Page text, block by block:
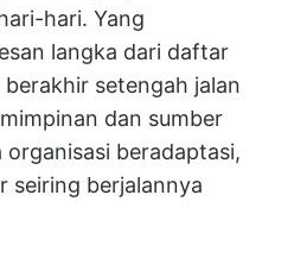
hari. Yang
langka dari daftar
setengah jalan
dan sumber
beradaptasi,
seiring berjalannya